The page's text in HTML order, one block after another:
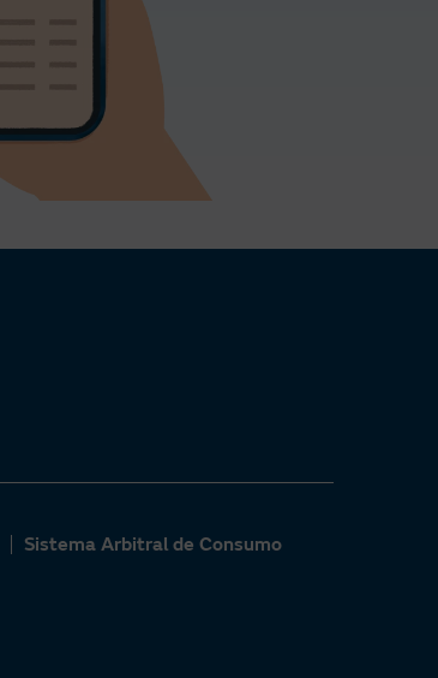
Sistema Arbitral de Consumo